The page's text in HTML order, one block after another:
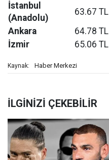
İstanbul
(Anadolu)
63.67 TL
Ankara
64.78 TL
İzmir
65.06 TL
Kaynak: Haber Merkezi